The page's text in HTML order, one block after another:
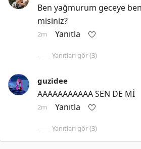
Ben yağmurum geceye
misiniz?
2m Yanıtla
—— Yanıtları gör (3)
guzidee
AAAAAAAAAAA SEN DE Mİ
2m Yanıtla
—— Yanıtları gör (3)